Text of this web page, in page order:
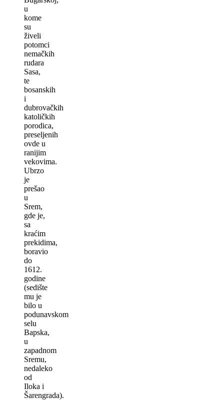
u
kome
su
živeli
potomci
nemačkih
rudara
Sasa,
te
bosanskih
i
dubrovačkih
katoličkih
porodica,
preseljenih
ovde u
ranijim
vekovima.
Ubrzo
je
prešao
u
Srem,
gde je,
sa
kraćim
prekidima,
boravio
do
1612.
godine
(sedište
mu je
bilo u
podunavskom
selu
Bapska,
u
zapadnom
Sremu,
nedaleko
od
Iloka i
Šarengrada).